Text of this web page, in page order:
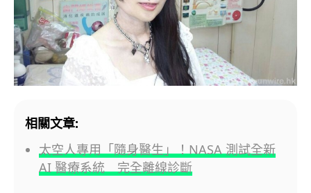
相關文章:
太空人專用「隨身醫生」！NASA 測試全新
AI 醫療系統 完全離線診斷